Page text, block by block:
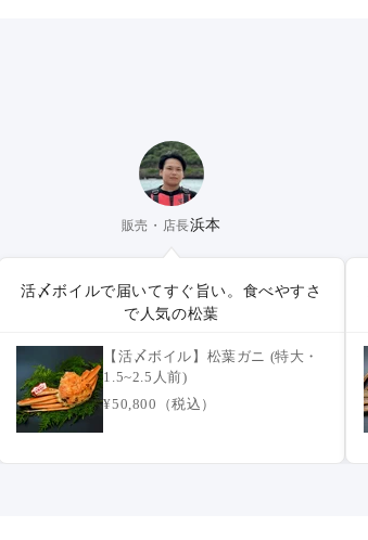
販売・店長浜本
活〆ボイルで届いてすぐ旨い。食べやすさ
で人気の松葉
【活〆ボイル】松葉ガニ (特大・
1.5~2.5人前)
¥50,800（税込）